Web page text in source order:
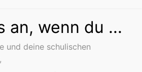
an, wenn du ...
und deine schulischen